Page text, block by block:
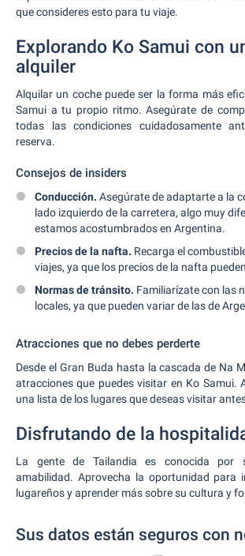
que consideres esto para tu viaje.
Explorando Ko Samui con
alquiler
Alquilar un coche puede ser la forma más
Samui a tu propio ritmo. Asegúrate de
todas las condiciones cuidadosamente
reserva.
Consejos de insiders
Conducción. Asegúrate de adaptarte a la
lado izquierdo de la carretera, algo muy
estamos acostumbrados en Argentina.
Precios de la nafta. Recarga el
viajes, ya que los precios de la nafta
Normas de tránsito. Familiarízate con las
locales, ya que pueden variar de las de
Atracciones que no debes perderte
Desde el Gran Buda hasta la cascada de Na
atracciones que puedes visitar en Ko Samui.
una lista de los lugares que deseas visitar
Disfrutando de la
La gente de Tailandia es conocida por
amabilidad. Aprovecha la oportunidad para
lugareños y aprender más sobre su cultura y
Sus datos están seguros con